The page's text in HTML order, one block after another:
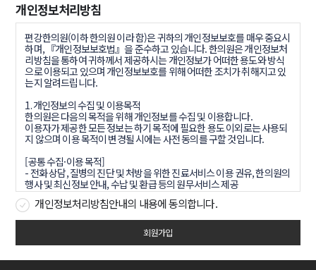
개인정보처리방침
개인정보처리방침안내의 내용에 동의합니다.